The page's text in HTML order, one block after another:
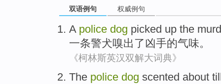
双语例句 权威例句
A police dog picked up the
一条警犬嗅出 了凶手的气味。
《柯林斯英汉双解大词典》
The police dog scented about